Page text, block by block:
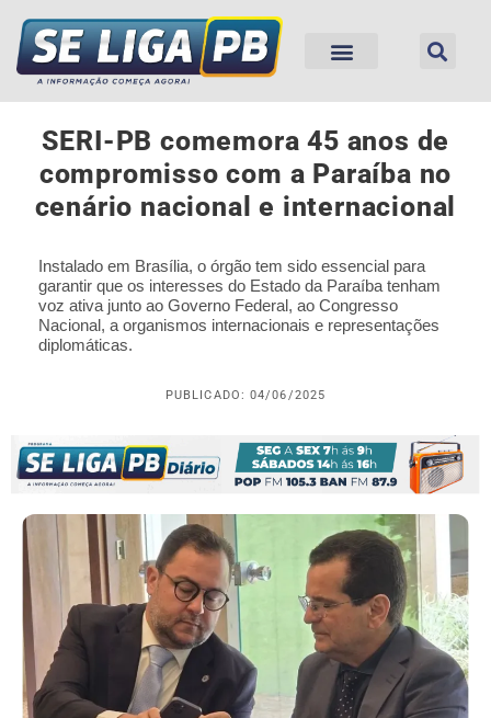
SERI-PB comemora 45 anos de
compromisso com a Paraíba no
cenário nacional e internacional
Instalado em Brasília, o órgão tem sido essencial para
garantir que os interesses do Estado da Paraíba tenham
voz ativa junto ao Governo Federal, ao Congresso
Nacional, a organismos internacionais e representações
diplomáticas.
PUBLICADO: 04/06/2025